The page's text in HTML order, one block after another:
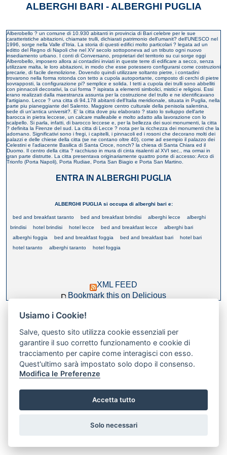
ALBERGHI BARI - ALBERGHI PUGLIA
Alberobello ? un comune di 10.930 abitanti in provincia di Bari celebre per le sue
caratteristiche abitazioni, chiamate trulli, dichiarati patrimonio dell'umanit? dell'UNESCO nel
1996, sorge nella Valle d'Itria. La storia di questi edifici molto particolari ? legata ad un
editto del Regno di Napoli che nel XV secolo sottoponeva ad un tributo ogni nuovo
insediamento urbano. I conti di Conversano, proprietari del territorio su cui sorge oggi
Alberobello, imposero allora ai contadini inviati in queste terre di edificare a secco, senza
utilizzare malta, le loro abitazioni, in modo che esse potessero configurarsi come costruzioni
precarie, di facile demolizione. Dovendo quindi utilizzare soltanto pietre, i contadini
trovarono nella forma rotonda con tetto a cupola autoportante, composto di cerchi di pietre
sovrapposti, la configurazione pi? semplice e solida. I tetti a cupola dei trulli sono abbelliti
con pinnacoli decorativi, la cui forma ? ispirata a elementi simbolici, mistici e religiosi. Essi
erano realizzati dalla maestranza assunta per la costruzione del trullo e ne identificavano
l'artigiano. Lecce ? una citta di 94.178 abitanti dell'Italia meridionale, situata in Puglia, nella
parte piu pianeggiante del Salento. Maggiore centro culturale della penisola salentina,
sede di un'antica universit?. E' la citta dove piu elaborato ? stato lo sviluppo dell'arte
barocca in pietra leccese, un calcare malleabile e molto adatto alla lavorazione con lo
scalpello. Si parla, infatti, di barocco leccese e, per la bellezza dei suoi monumenti, la citta
? definita la Firenze del sud. La citta di Lecce ? nota per la ricchezza dei monumenti che la
adornano. Significativi sono i fregi, i capitelli, i pinnacoli ed i rosoni che decorano molti dei
palazzi e delle chiese della citta (se ne contano oltre 40), come ad esempio il palazzo dei
Celestini e l'adiacente Basilica di Santa Croce, nonch? la chiesa di Santa Chiara ed il
Duomo. Il centro della citta ? racchiuso in mura di cinta risalenti al XVI sec., ma ormai in
gran parte distrutte. La citta presentava originariamente quattro porte di accesso: Arco di
Trionfo (Porta Napoli), Porta Rudiae, Porta San Biagio e Porta San Martino.
ENTRA IN ALBERGHI PUGLIA
ALBERGHI PUGLIA si occupa di alberghi bari e:
bed and breakfast taranto bed and breakfast brindisi alberghi lecce
alberghi
brindisi
hotel brindisi hotel lecce bed and breakfast lecce
alberghi bari
alberghi foggia
bed and breakfast foggia bed and breakfast bari
hotel bari
hotel taranto
alberghi taranto hotel foggia
XML FEED
Bookmark this on Delicious
Usiamo i Cookie!
Salve, questo sito utilizza cookie essenziali per
garantire il suo corretto funzionamento e cookie di
tracciamento per capire come interagisci con esso.
Quest'ultimo sarà impostato solo dopo il consenso.
Modifica le Preferenze
Accetta tutto
Solo necessari
Preferenze GDPR Cookie